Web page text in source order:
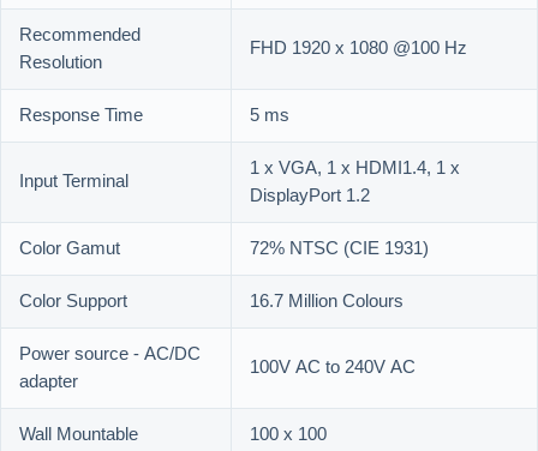
Recommended
Resolution
FHD 1920 x 1080 @100 Hz
Response Time 5 ms
Input Terminal
1 x VGA, 1 x HDMI1.4, 1 x
DisplayPort 1.2
Color Gamut
72% NTSC (CIE 1931)
Color Support
16.7 Million Colours
Power source - AC/DC
adapter
100V AC to 240V AC
Wall Mountable
100 x 100